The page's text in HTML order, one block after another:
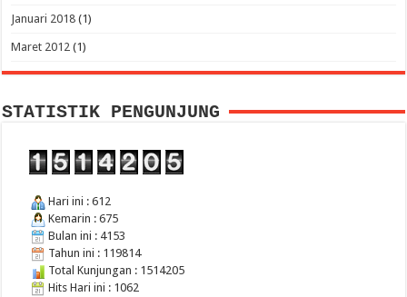
Januari 2018 (1)
Maret 2012 (1)
STATISTIK PENGUNJUNG
Hari ini : 612
Kemarin : 675
Bulan ini : 4153
Tahun ini : 119814
Total Kunjungan : 1514205
Hits Hari ini : 1062